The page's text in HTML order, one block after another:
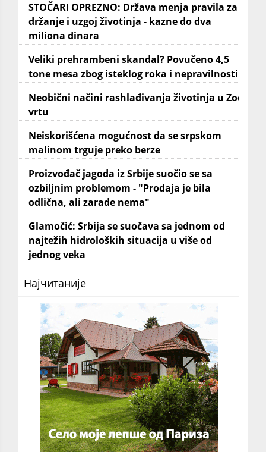
STOČARI OPREZNO: Država menja pravila za
držanje i uzgoj životinja - kazne do dva
miliona dinara
Veliki prehrambeni skandal? Povučeno 4,5
tone mesa zbog isteklog roka i nepravilnosti
Neobični načini rashlađivanja životinja u Zoo
vrtu
Neiskorišćena mogućnost da se srpskom
malinom trguje preko berze
Proizvođač jagoda iz Srbije suočio se sa
ozbiljnim problemom - "Prodaja je bila
odlična, ali zarade nema"
Glamočić: Srbija se suočava sa jednom od
najtežih hidroloških situacija u više od
jednog veka
Најчитаније